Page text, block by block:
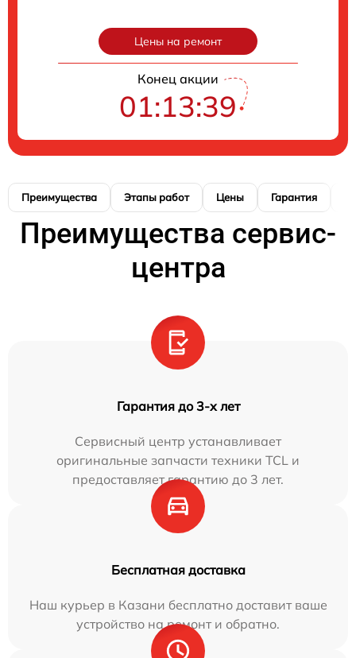
Цены на ремонт
Конец акции
01:13:39
Преимущества Этапы работ Цены Гарантия
Преимущества сервис-
центра
Гарантия до 3-х лет
Сервисный центр устанавливает
оригинальные запчасти техники TCL и
предоставляет гарантию до 3 лет.
Бесплатная доставка
Наш курьер в Казани бесплатно доставит ваше
устройство на ремонт и обратно.